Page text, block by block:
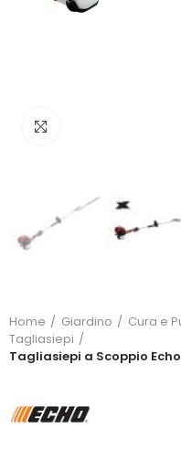
Home Giardino
Cura e
Tagliasiepi
Tagliasiepi a Scoppio Echo